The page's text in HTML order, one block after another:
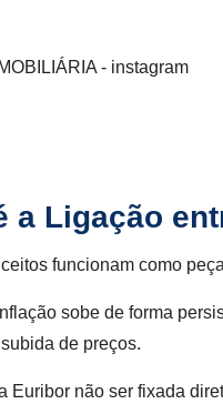
a Ligação
funcionam como
sobe de forma
de preços.
Euribor não ser fixada